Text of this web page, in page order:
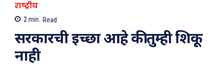
राष्ट्रीय
2min. Read
सरकारची इच्छा आहे की तुम्ही शिकू
नाही